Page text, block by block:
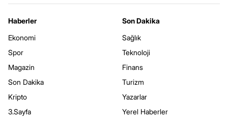
Haberler
Ekonomi
Spor
Magazin
Son Dakika
Kripto
3.Sayfa
Son Dakika
Sağlık
Teknoloji
Finans
Turizm
Yazarlar
Yerel Haberler